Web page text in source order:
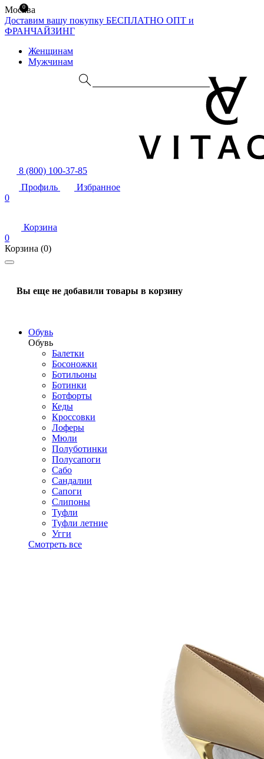
Москва
Доставим вашу покупку БЕСПЛАТНО ОПТ и
ФРАНЧАЙЗИНГ
Женщинам
Мужчинам
8 (800) 100-37-85
Профиль
Избранное
0
Корзина
0
Корзина (0)
Вы еще не добавили товары в корзину
Обувь
Обувь
Балетки
Босоножки
Ботильоны
Ботинки
Ботфорты
Кеды
Кроссовки
Лоферы
Мюли
Полуботинки
Полусапоги
Сабо
Сандалии
Сапоги
Слипоны
Туфли
Туфли летние
Угги
Смотреть все
0